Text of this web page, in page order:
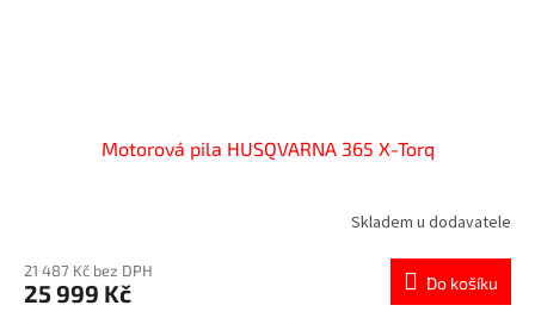
Motorová pila HUSQVARNA 365 X-Torq
Skladem u dodavatele
21 487 Kč bez DPH
25 999 Kč Do košíku